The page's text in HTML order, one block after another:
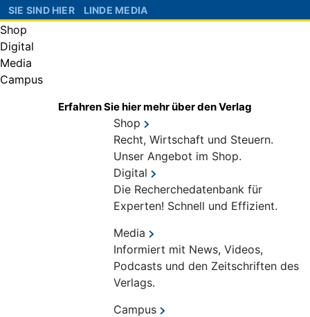
SIE SIND HIER LINDE MEDIA
Shop
Digital
Media
Campus
Erfahren Sie hier mehr über den Verlag
Shop
Recht, Wirtschaft und Steuern.
Unser Angebot im Shop.
Digital
Die Recherchedatenbank für
Experten! Schnell und Effizient.
Media
Informiert mit News, Videos,
Podcasts und den Zeitschriften des
Verlags.
Campus